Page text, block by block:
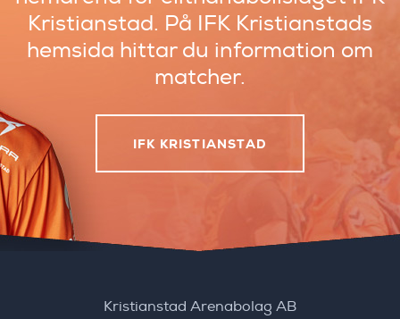
Kristianstad. På IFK Kristianstads
hemsida hittar du information om
matcher.
IFK KRISTIANSTAD
Kristianstad Arenabolag AB